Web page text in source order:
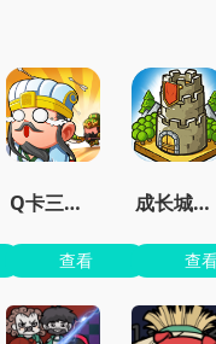
Q卡三国官方正版
查看
成长城堡最新版
查